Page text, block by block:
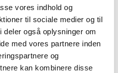
vores indhold og
til sociale medier og til
også oplysninger om
med vores partnere inden
og
kan kombinere disse
fra Krka Sverige A